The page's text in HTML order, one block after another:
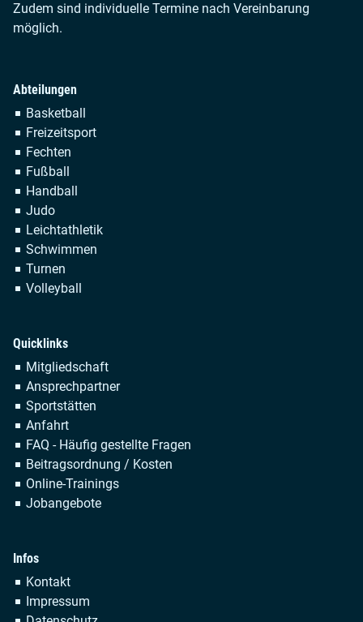
Zudem sind individuelle Termine nach Vereinbarung
möglich.
Abteilungen
Navigation
überspringen
Basketball
Freizeitsport
Fechten
Fußball
Handball
Judo
Leichtathletik
Schwimmen
Turnen
Volleyball
Quicklinks
Navigation
überspringen
Mitgliedschaft
Ansprechpartner
Sportstätten
Anfahrt
FAQ - Häufig gestellte Fragen
Beitragsordnung / Kosten
Online-Trainings
Jobangebote
Infos
Navigation
überspringen
Kontakt
Impressum